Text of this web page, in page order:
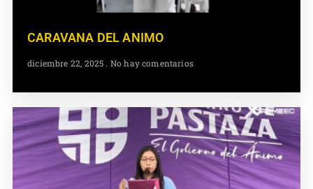
CARAVANA DEL ANIMO
diciembre 22, 2025 No hay comentarios